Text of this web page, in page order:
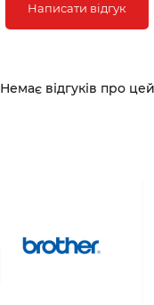
Написати відгук
Немає відгуків про